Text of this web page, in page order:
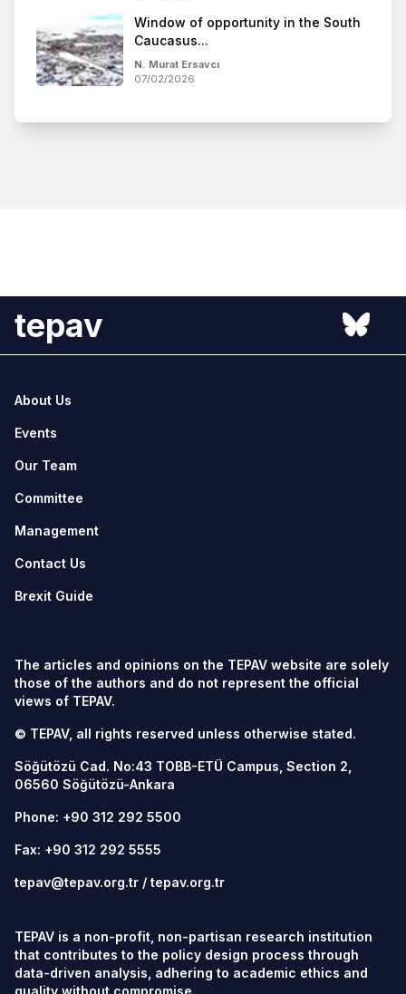
Window of opportunity in the South
Caucasus...
N. Murat Ersavcı
07/02/2026
tepav
About Us
Events
Our Team
Committee
Management
Contact Us
Brexit Guide
The articles and opinions on the TEPAV website are solely
those of the authors and do not represent the official
views of TEPAV.
© TEPAV, all rights reserved unless otherwise stated.
Söğütözü Cad. No:43 TOBB-ETÜ Campus, Section 2,
06560 Söğütözü-Ankara
Phone: +90 312 292 5500
Fax: +90 312 292 5555
tepav@tepav.org.tr / tepav.org.tr
TEPAV is a non-profit, non-partisan research institution
that contributes to the policy design process through
data-driven analysis, adhering to academic ethics and
quality without compromise.